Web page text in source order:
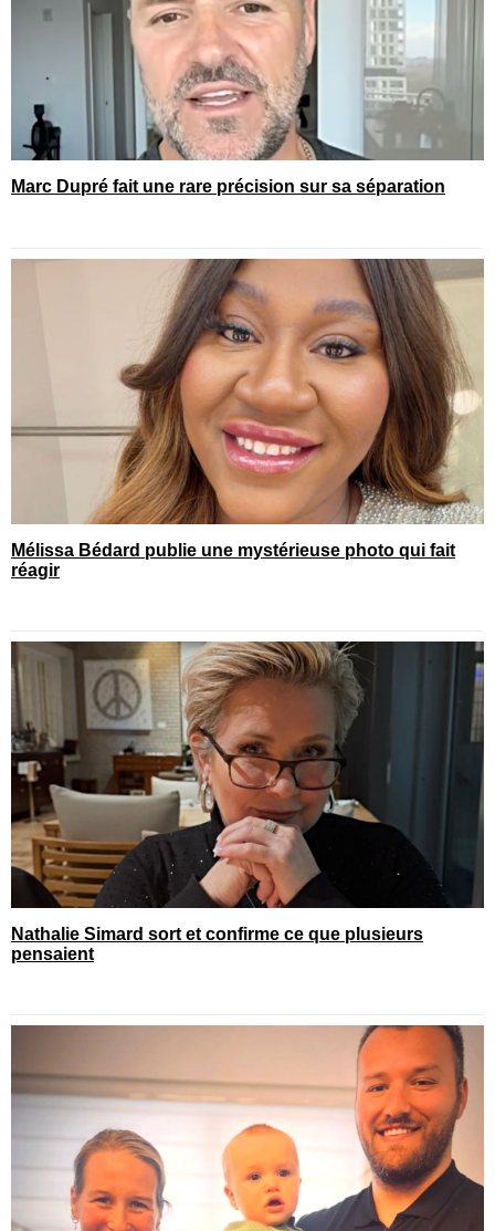
Marc Dupré fait une rare précision sur sa séparation
Mélissa Bédard publie une mystérieuse photo qui fait
réagir
Nathalie Simard sort et confirme ce que plusieurs
pensaient